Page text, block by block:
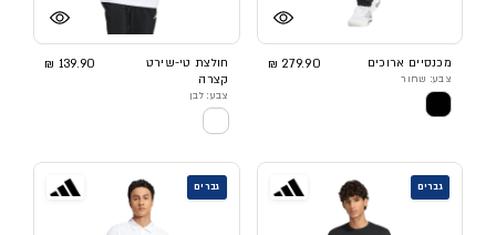
מכנסיים ארוכים 279.90 ₪
צבע: שחור
חולצת טי-שירט
קצרה
139.90 ₪
צבע: לבן
גברים גברים